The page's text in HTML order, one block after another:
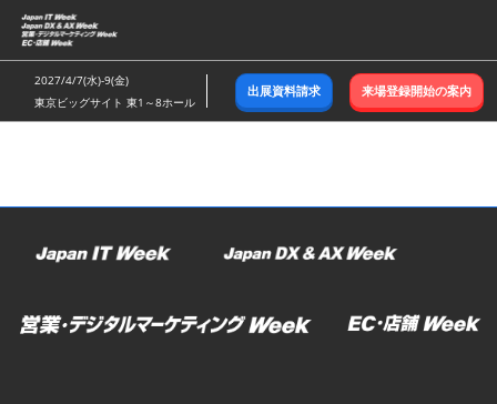
ス
キ
ッ
し
む
2027/4/7(水)-9(金)
東京ビッグサイト 東1～8ホール
出展資料請求 来場登録開始の案内